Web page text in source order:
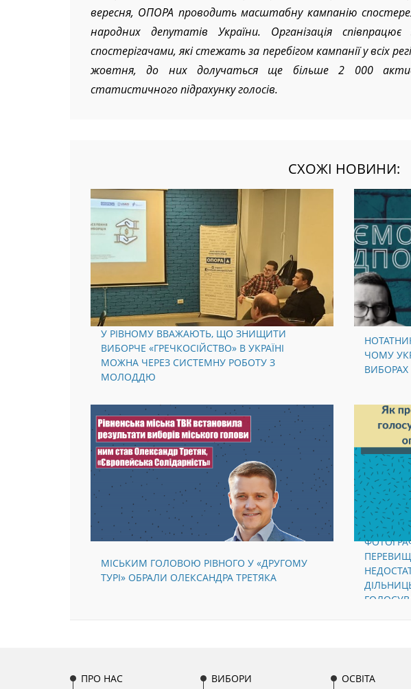
виборчого законодавства через ефективно організований
вересня, ОПОРА проводить масштабну кампанію
народних депутатів України. Організація
спостерігачами, які стежать за перебігом кампанії у всіх
жовтня, до них долучаться ще більше 2 000
СХОЖІ НОВИНИ:
У РІВНОМУ ВВАЖАЮТЬ, ЩО ЗНИЩИТИ
ВИБОРЧЕ «ГРЕЧКОСІЙСТВО» В УКРАЇНІ
МОЖНА ЧЕРЕЗ СИСТЕМНУ РОБОТУ З
ЧОМУ
МІСЬКИМ ГОЛОВОЮ РІВНОГО У «ДРУГОМУ